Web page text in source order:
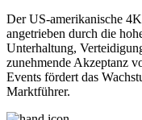
Der US-amerikanische
angetrieben durch die
Unterhaltung,
zunehmende Akzeptanz
Events fördert das
Marktführer.